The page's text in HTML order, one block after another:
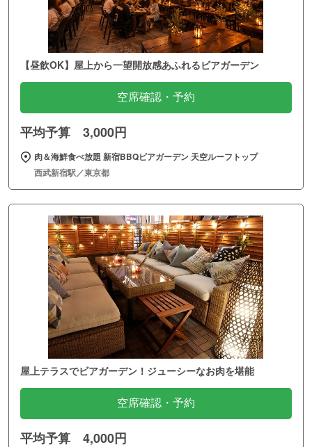
【昼飲OK】屋上から一望開放感あふれるビアガーデン
空席確認・予約
平均予算 3,000円
肉＆海鮮食べ放題 新宿BBQビアガーデン 天空ルーフトップ
西武新宿駅／東京都
屋上テラスでビアガーデン！ジューシーなお肉を堪能
空席確認・予約
平均予算 4,000円